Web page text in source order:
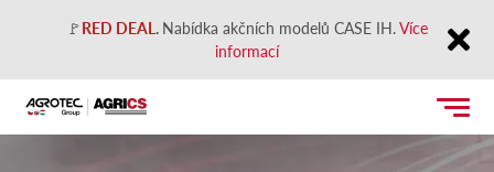
🚩RED DEAL. Nabídka akčních modelů CASE IH.Více
informací
Close